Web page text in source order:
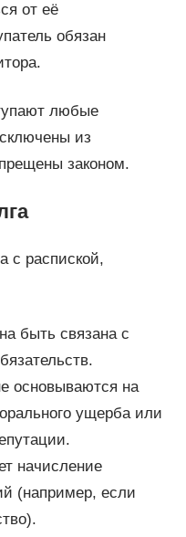
от её
обязан
любые
из
законом.
с распиской,
быть связана с
основываются на
ущерба или
начисление
(например, если